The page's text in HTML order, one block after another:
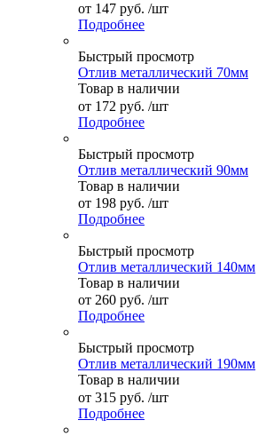
от 147 руб. /шт
Подробнее
Быстрый просмотр
Отлив металлический 70мм
Товар в наличии
от 172 руб. /шт
Подробнее
Быстрый просмотр
Отлив металлический 90мм
Товар в наличии
от 198 руб. /шт
Подробнее
Быстрый просмотр
Отлив металлический 140мм
Товар в наличии
от 260 руб. /шт
Подробнее
Быстрый просмотр
Отлив металлический 190мм
Товар в наличии
от 315 руб. /шт
Подробнее